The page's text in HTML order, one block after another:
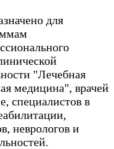
для
"Лечебная
медицина", врачей
специалистов в
неврологов и